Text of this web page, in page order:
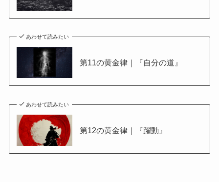
あわせて読みたい
第11の黄金律｜『自分の道』
あわせて読みたい
第12の黄金律｜『躍動』